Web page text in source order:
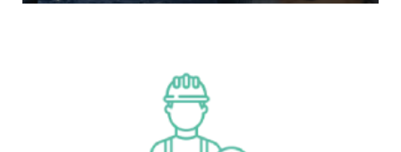
Opération et maintenance